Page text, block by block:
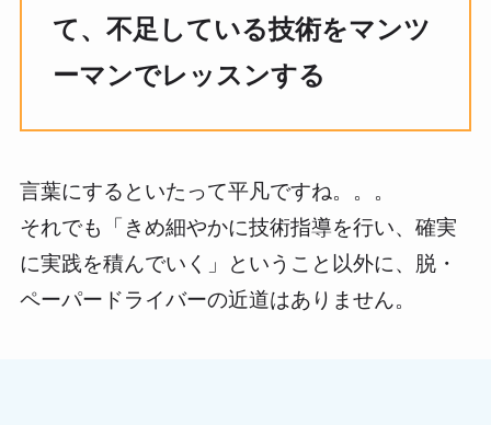
て、不足している技術をマンツ
ーマンでレッスンする
言葉にするといたって平凡ですね。。。
それでも「きめ細やかに技術指導を行い、確実
に実践を積んでいく」ということ以外に、脱・
ペーパードライバーの近道はありません。